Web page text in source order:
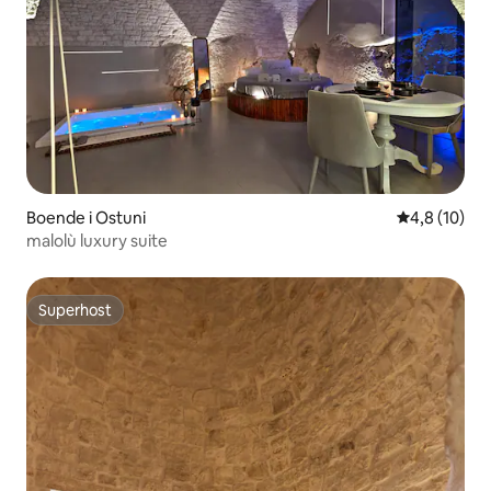
Boende i Ostuni 4,8 av 5 i
4,8 (10)
malolù luxury suite
Superhost
Superhost